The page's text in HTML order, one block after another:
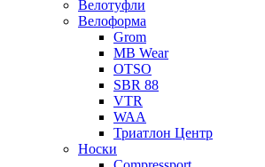
Велотуфли
Велоформа
Grom
MB Wear
OTSO
SBR 88
VTR
WAA
Триатлон Центр
Носки